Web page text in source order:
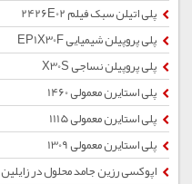
پلی اتیلن سبک فیلم 2426E02
پلی پروپیلن شیمیایی EP1X30F
پلی پروپیلن نساجی X30S
پلی استایرن معمولی 1460
پلی استایرن معمولی 1115
پلی استایرن معمولی 1309
اپوکسی رزین جامد محلول در زایلین E01X70